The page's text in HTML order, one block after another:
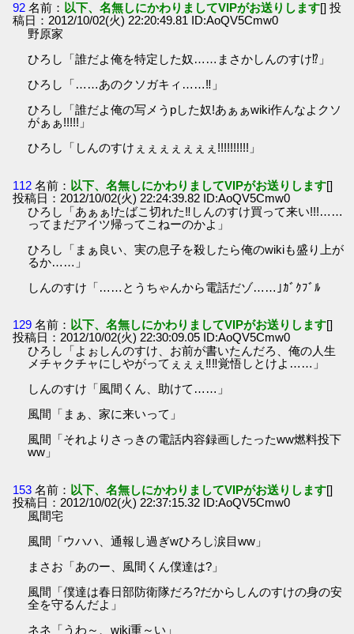
92 名前： 以下、名無しにかわりましてVIPがお送りします[] 投
稿日：2012/10/02(火) 22:20:49.81 ID:AoQV5Cmw0
野原家
ひろし「誰だよ俺を特定した奴……まさかしんのすけ⁉」
ひろし「……あのクソガキィ……‼」
ひろし「誰だよ俺の写メうpした奴!あぁぁwiki作んなよクソ
がぁぁ!!!!!」
ひろし「しんのすけぇぇぇぇぇぇぇ!!!!!!!!!!」
112 名前： 以下、名無しにかわりましてVIPがお送りします[]
投稿日：2012/10/02(火) 22:24:39.82 ID:AoQV5Cmw0
ひろし「あぁぁ!たばこ切れた‼しんのすけ買って来い!!!……
ってまだアイツ帰ってこねーのかよ」
ひろし「まぁ良い、実の息子を殺したら俺のwikiも盛り上が
るか……」
しんのすけ「……とうちゃんから電話だゾ……｣ｶﾞｸﾌﾞﾙ
129 名前： 以下、名無しにかわりましてVIPがお送りします[]
投稿日：2012/10/02(火) 22:30:09.05 ID:AoQV5Cmw0
ひろし「よぉしんのすけ、お前が書いたんだろ、俺の人生
メチャクチャにしやがってぇぇぇ‼‼覚悟しとけよ……」
しんのすけ「風間くん、助けて……」
風間「まぁ、家に来いって」
風間「それよりさっきの電話内容録画したったww燃料投下
ww」
153 名前： 以下、名無しにかわりましてVIPがお送りします[]
投稿日：2012/10/02(火) 22:37:15.32 ID:AoQV5Cmw0
風間宅
風間「ウハハ、通報し過ぎwひろし涙目ww」
まさお「あのー、風間くん僕達は?」
風間「僕達は春日部防衛隊だろ?だからしんのすけの身の安
全を守るんだよ」
ネネ「うわ～、wiki重～い」